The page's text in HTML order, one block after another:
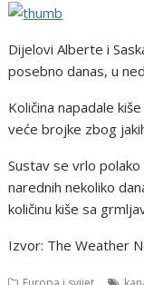
Dijelovi Alberte i
posebno danas, u
Količina napadale
veće brojke zbog
Sustav se vrlo
narednih nekoliko
količinu kiše sa
Izvor: The Weather